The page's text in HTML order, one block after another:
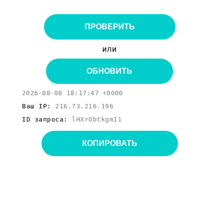
ПРОВЕРИТЬ
или
ОБНОВИТЬ
2026-08-08 18:17:47 +0000
Ваш IP: 216.73.216.196
ID запроса:
lHXrObtkgmI1
КОПИРОВАТЬ